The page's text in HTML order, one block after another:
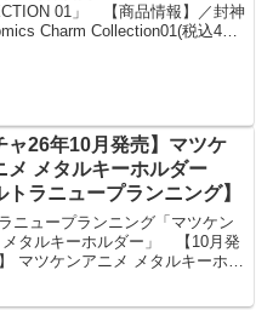
01」 【商品情報】／封神
Charm Collection01(税込400
ャ26年10月発売】マツケ
メ メタルキーホルダー
トラニュープランニング】
ニュープランニング「マツケン
メタルキーホルダー」 【10月発
マツケンアニメ メタルキーホル